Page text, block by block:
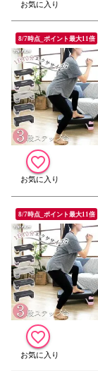
8/7時点_ポイント最大11倍
8/7時点_ポイント最大11倍